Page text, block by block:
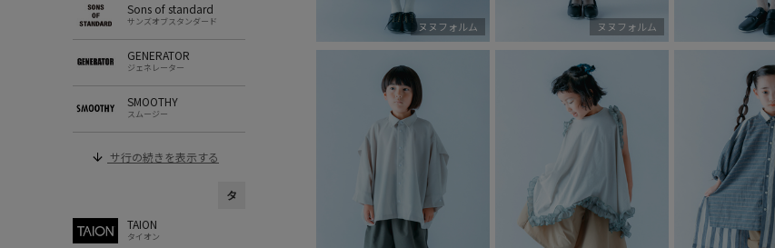
Sons of standard
サンズオブスタンダード
GENERATOR
ジェネレーター
SMOOTHY
スムージー
サ行の続きを表示する
タ
TAION
タイオン
ヌヌフォルム ヌヌフォルム